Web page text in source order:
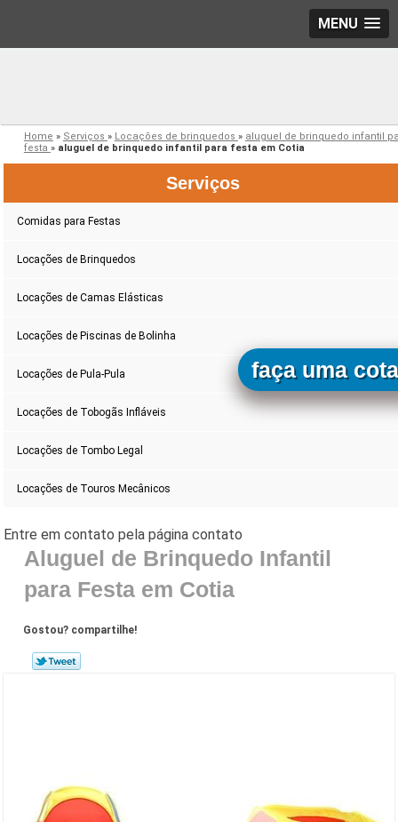
MENU
Home » Serviços » Locações de brinquedos » aluguel de brinquedo infantil
festa » aluguel de brinquedo infantil para festa em Cotia
Serviços
Comidas para Festas
Locações de Brinquedos
Locações de Camas Elásticas
Locações de Piscinas de Bolinha
Locações de Pula-Pula
Locações de Tobogãs Infláveis
Locações de Tombo Legal
Locações de Touros Mecânicos
Aluguel de Brinquedo Infantil
para Festa em Cotia
Gostou? compartilhe!
faça uma